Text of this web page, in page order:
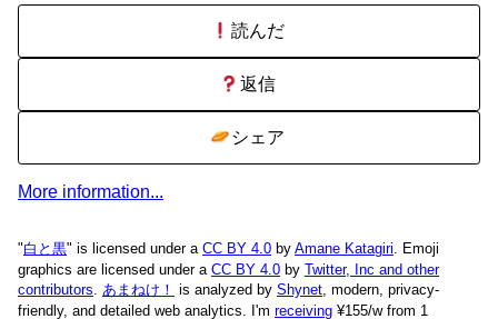
読んだ
返信
シェア
More information...
"白と黒" is licensed under a CC BY 4.0 by Amane Katagiri . Emoji
graphics are licensed under a CC BY 4.0 by Twitter, Inc and other
contributors
あまねけ！ is analyzed by Shynet , modern, privacy-
friendly, and detailed web analytics.
I'm receiving ¥155/w from 1